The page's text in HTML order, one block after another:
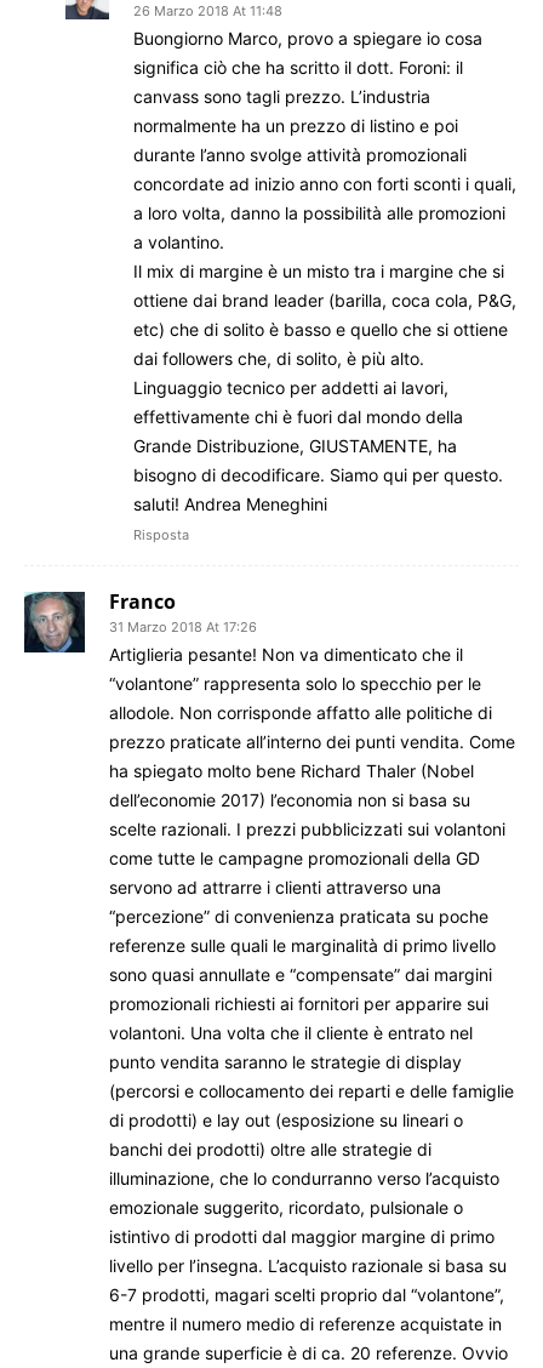
26 Marzo 2018 At 11:48
Buongiorno Marco, provo a spiegare io cosa
significa ciò che ha scritto il dott. Foroni: il
canvass sono tagli prezzo. L’industria
normalmente ha un prezzo di listino e poi
durante l’anno svolge attività promozionali
concordate ad inizio anno con forti sconti i quali,
a loro volta, danno la possibilità alle promozioni
a volantino.
Il mix di margine è un misto tra i margine che si
ottiene dai brand leader (barilla, coca cola, P&G,
etc) che di solito è basso e quello che si ottiene
dai followers che, di solito, è più alto.
Linguaggio tecnico per addetti ai lavori,
effettivamente chi è fuori dal mondo della
Grande Distribuzione, GIUSTAMENTE, ha
bisogno di decodificare. Siamo qui per questo.
saluti! Andrea Meneghini
Risposta
Franco
31 Marzo 2018 At 17:26
Artiglieria pesante! Non va dimenticato che il
“volantone” rappresenta solo lo specchio per le
allodole. Non corrisponde affatto alle politiche di
prezzo praticate all’interno dei punti vendita. Come
ha spiegato molto bene Richard Thaler (Nobel
dell’economie 2017) l’economia non si basa su
scelte razionali. I prezzi pubblicizzati sui volantoni
come tutte le campagne promozionali della GD
servono ad attrarre i clienti attraverso una
“percezione” di convenienza praticata su poche
referenze sulle quali le marginalità di primo livello
sono quasi annullate e “compensate” dai margini
promozionali richiesti ai fornitori per apparire sui
volantoni. Una volta che il cliente è entrato nel
punto vendita saranno le strategie di display
(percorsi e collocamento dei reparti e delle famiglie
di prodotti) e lay out (esposizione su lineari o
banchi dei prodotti) oltre alle strategie di
illuminazione, che lo condurranno verso l’acquisto
emozionale suggerito, ricordato, pulsionale o
istintivo di prodotti dal maggior margine di primo
livello per l’insegna. L’acquisto razionale si basa su
6-7 prodotti, magari scelti proprio dal “volantone”,
mentre il numero medio di referenze acquistate in
una grande superficie è di ca. 20 referenze. Ovvio